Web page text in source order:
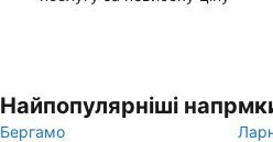
Найпопулярніші
Бергамо